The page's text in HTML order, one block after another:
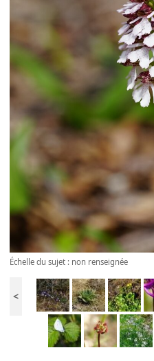
Échelle du sujet : non renseignée
<